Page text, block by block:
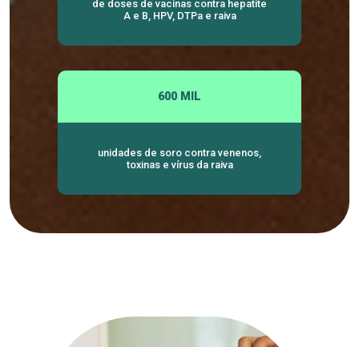
de doses de vacinas contra hepatite
A e B, HPV, DTPa e raiva
600 MIL
unidades de soro contra venenos,
toxinas e vírus da raiva